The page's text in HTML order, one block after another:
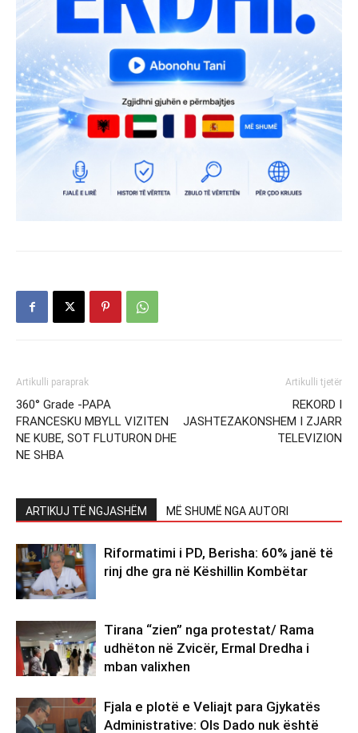
Artikulli paraprak
360° Grade -PAPA
FRANCESKU MBYLL VIZITEN
NE KUBE, SOT FLUTURON DHE
NE SHBA
Artikulli tjetër
REKORD I
JASHTEZAKONSHEM I ZJARR
TELEVIZION
ARTIKUJ TË NGJASHËM MË SHUMË NGA AUTORI
Riformatimi i PD, Berisha: 60% janë të
rinj dhe gra në Këshillin Kombëtar
Tirana “zien” nga protestat/ Rama
udhëton në Zvicër, Ermal Dredha i
mban valixhen
Fjala e plotë e Veliajt para Gjykatës
Administrative: Ols Dado nuk është